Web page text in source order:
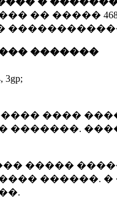
�� �����
�������
3gp;
����
�������.
�����
������.